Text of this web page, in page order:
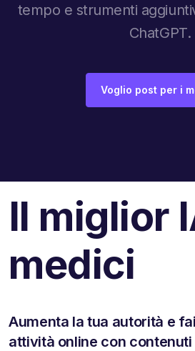
tempo e strumenti
ChatGPT.
Voglio post per i
Il miglior
medici
Aumenta la tua autorità e
attività online con